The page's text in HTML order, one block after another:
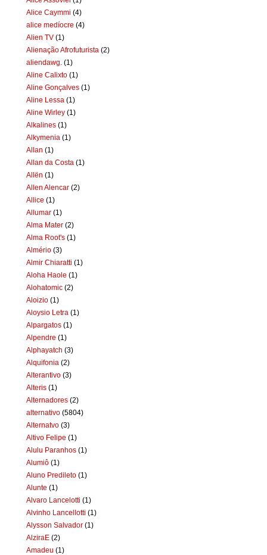
Alice Caymmi (4)
alice medíocre (4)
Alien TV (1)
Alienação Afrofuturista (2)
aliendawg. (1)
Aline Calixto (1)
Aline Gonçalves (1)
Aline Lessa (1)
Aline Wirley (1)
Alkalines (1)
Alkymenia (1)
Allan (1)
Allan da Costa (1)
Allën (1)
Allen Alencar (2)
Allice (1)
Allumar (1)
Alma Mater (2)
Alma Root's (1)
Almério (3)
Almir Chiaratti (1)
Aloha Haole (1)
Alohatomic (2)
Aloizio (1)
Aloysio Letra (1)
Alpargatos (1)
Alpendre (1)
Alphayatch (3)
Alquifonia (2)
Alterantivo (3)
Alteris (1)
Alternadores (2)
alternativo (5804)
Alternatvo (3)
Altivo Felipe (1)
Alulu Paranhos (1)
Alumiô (1)
Aluno Predileto (1)
Alunte (1)
Alvaro Lancelotti (1)
Alvinho Lancellotti (1)
Alysson Salvador (1)
AlziraE (2)
Amadeu (1)